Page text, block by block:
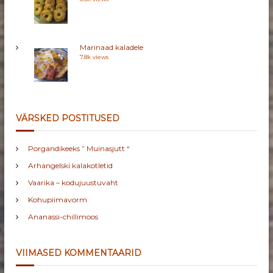
Marinaad kaladele
7.8k views
VÄRSKED POSTITUSED
Porgandikeeks ” Muinasjutt “
Arhangelski kalakotletid
Vaarika – kodujuustuvaht
Kohupiimavorm
Ananassi-chillimoos
VIIMASED KOMMENTAARID